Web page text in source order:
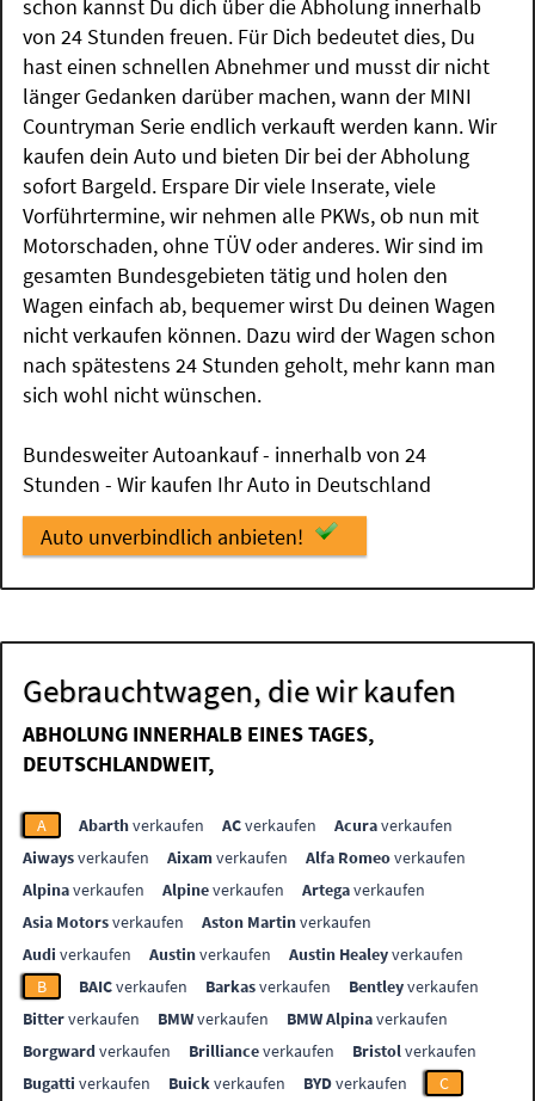
schon kannst Du dich über die Abholung innerhalb
von 24 Stunden freuen. Für Dich bedeutet dies, Du
hast einen schnellen Abnehmer und musst dir nicht
länger Gedanken darüber machen, wann der MINI
Countryman Serie endlich verkauft werden kann. Wir
kaufen dein Auto und bieten Dir bei der Abholung
sofort Bargeld. Erspare Dir viele Inserate, viele
Vorführtermine, wir nehmen alle PKWs, ob nun mit
Motorschaden, ohne TÜV oder anderes. Wir sind im
gesamten Bundesgebieten tätig und holen den
Wagen einfach ab, bequemer wirst Du deinen Wagen
nicht verkaufen können. Dazu wird der Wagen schon
nach spätestens 24 Stunden geholt, mehr kann man
sich wohl nicht wünschen.
Bundesweiter Autoankauf - innerhalb von 24
Stunden - Wir kaufen Ihr Auto in Deutschland
Auto unverbindlich anbieten!
Gebrauchtwagen, die wir kaufen
ABHOLUNG INNERHALB EINES TAGES,
DEUTSCHLANDWEIT,
A Abarthverkaufen ACverkaufen Acuraverkaufen
Aiwaysverkaufen Aixamverkaufen Alfa Romeoverkaufen
Alpinaverkaufen Alpineverkaufen Artegaverkaufen
Asia Motorsverkaufen Aston Martinverkaufen
Audi verkaufen Austinverkaufen Austin Healeyverkaufen
B
BAICverkaufen Barkasverkaufen Bentleyverkaufen
Bitterverkaufen BMWverkaufen BMW Alpinaverkaufen
Borgwardverkaufen Brillianceverkaufen Bristolverkaufen
Bugatti verkaufen Buickverkaufen BYDverkaufen
C